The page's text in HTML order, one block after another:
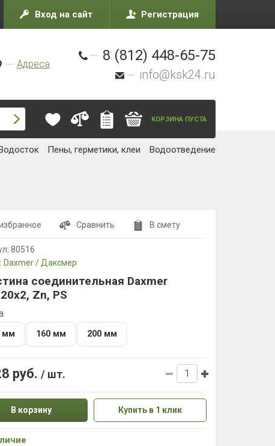
Вход на сайт Регистрация
Адреса
8 (812) 448-65-75
info@ksk24.ru
КОРЗИНА ПУСТА
Пены, герметики, клеи Водоотведение
Сравнить В смету
80516
Daxmer / Даксмер
соединительная Daxmer
Zn, PS
мм 160 мм 200 мм
руб. / шт.
В корзину Купить в 1 клик